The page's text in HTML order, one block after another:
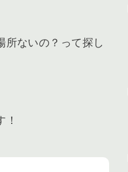
所ないの？って探し